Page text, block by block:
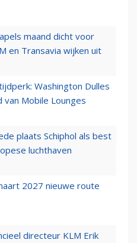
maand dicht voor
en Transavia wijken uit
Washington Dulles
van Mobile Lounges
plaats Schiphol als best
luchthaven
2027 nieuwe route
directeur KLM Erik